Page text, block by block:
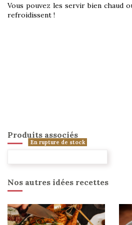
Vous pouvez les servir bien chaud
refroidissent !
Produits associés
En rupture de stock
Nos autres idées recettes